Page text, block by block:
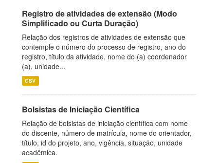
Registro de atividades de extensão (Modo
Simplificado ou Curta Duração)
Relação dos registros de atividades de extensão que
contemple o número do processo de registro, ano do
registro, título da atividade, nome do (a) coordenador
(a), unidade...
CSV
Bolsistas de Iniciação Científica
Relação de bolsistas de iniciação científica com nome
do discente, número de matrícula, nome do orientador,
título, id do projeto, ano, vigência, situação, unidade
acadêmica.